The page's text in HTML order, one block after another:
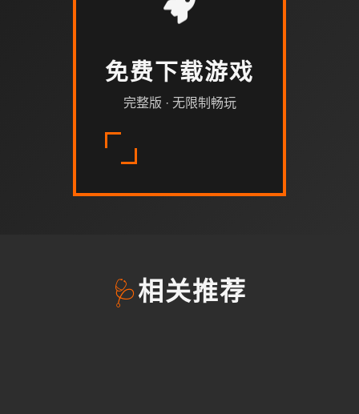
免费下载游戏
完整版 · 无限制畅玩
🩺相关推荐